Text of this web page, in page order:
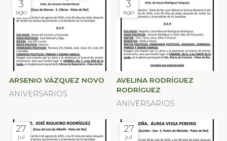
3
ago
ARSENIO VÁZQUEZ NOVO
ANIVERSARIOS
3
ago
AVELINA RODRÍGUEZ
RODRÍGUEZ
ANIVERSARIOS
27
jul
27
jul